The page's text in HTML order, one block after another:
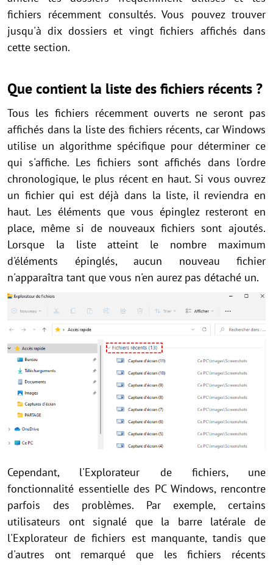
fichiers récemment consultés. Vous pouvez trouver
jusqu'à dix dossiers et vingt fichiers affichés dans
cette section.
Que contient la liste des fichiers récents ?
Tous les fichiers récemment ouverts ne seront pas
affichés dans la liste des fichiers récents, car Windows
utilise un algorithme spécifique pour déterminer ce
qui s'affiche. Les fichiers sont affichés dans l'ordre
chronologique, le plus récent en haut. Si vous ouvrez
un fichier qui est déjà dans la liste, il reviendra en
haut. Les éléments que vous épinglez resteront en
place, même si de nouveaux fichiers sont ajoutés.
Lorsque la liste atteint le nombre maximum
d'éléments épinglés, aucun nouveau fichier
n'apparaîtra tant que vous n'en aurez pas détaché un.
Cependant, l'Explorateur de fichiers, une
fonctionnalité essentielle des PC Windows, rencontre
parfois des problèmes. Par exemple, certains
utilisateurs ont signalé que la barre latérale de
l'Explorateur de fichiers est manquante, tandis que
d'autres ont remarqué que les fichiers récents